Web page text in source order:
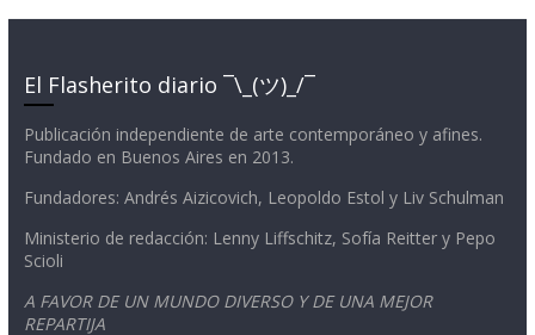
El Flasherito diario ¯\_(ツ)_/¯
Publicación independiente de arte contemporáneo y afines.
Fundado en Buenos Aires en 2013.
Fundadores: Andrés Aizicovich, Leopoldo Estol y Liv Schulman
Ministerio de redacción: Lenny Liffschitz, Sofía Reitter y Pepo
Scioli
A FAVOR DE UN MUNDO DIVERSO Y DE UNA MEJOR
REPARTIJA